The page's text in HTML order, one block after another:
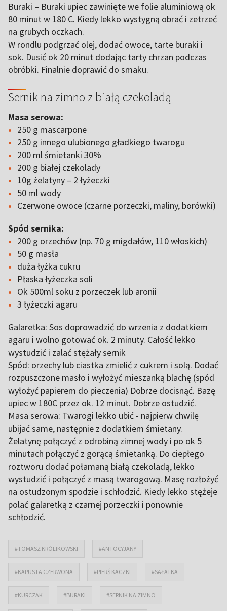
Buraki – Buraki upiec zawinięte we folie aluminiową ok
80 minut w 180 C. Kiedy lekko wystygną obrać i zetrzeć
na grubych oczkach.
W rondlu podgrzać olej, dodać owoce, tarte buraki i
sok. Dusić ok 20 minut dodając tarty chrzan podczas
obróbki. Finalnie doprawić do smaku.
Sernik na zimno z białą czekoladą
Masa serowa:
250 g mascarpone
250 g innego ulubionego gładkiego twarogu
200 ml śmietanki 30%
200 g białej czekolady
10g żelatyny – 2 łyżeczki
50 ml wody
Czerwone owoce (czarne porzeczki, maliny, borówki)
Spód sernika:
200 g orzechów (np. 70 g migdałów, 110 włoskich)
50 g masła
duża łyżka cukru
Płaska łyżeczka soli
Ok 500ml soku z porzeczek lub aronii
3 łyżeczki agaru
Galaretka: Sos doprowadzić do wrzenia z dodatkiem
agaru i wolno gotować ok. 2 minuty. Całość lekko
wystudzić i zalać stężały sernik
Spód: orzechy lub ciastka zmielić z cukrem i solą. Dodać
rozpuszczone masło i wyłożyć mieszanką blachę (spód
wyłożyć papierem do pieczenia) Dobrze docisnąć. Bazę
upiec w 180C przez ok. 12 minut. Dobrze ostudzić.
Masa serowa: Twarogi lekko ubić - najpierw chwilę
ubijać same, następnie z dodatkiem śmietany.
Żelatynę połączyć z odrobiną zimnej wody i po ok 5
minutach połączyć z gorącą śmietanką. Do ciepłego
roztworu dodać połamaną białą czekoladą, lekko
wystudzić i połączyć z masą twarogową. Masę rozłożyć
na ostudzonym spodzie i schłodzić. Kiedy lekko stężeje
polać galaretką z czarnej porzeczki i ponownie
schłodzić.
#TOMASZ KRÓLIKOWSKI #ANTOCYJANY
#KAPUSTA CZERWONA #PIERŚ KACZKI #SAŁATKA
#KURCZAK #BURAKI #SERNIK NA ZIMNO